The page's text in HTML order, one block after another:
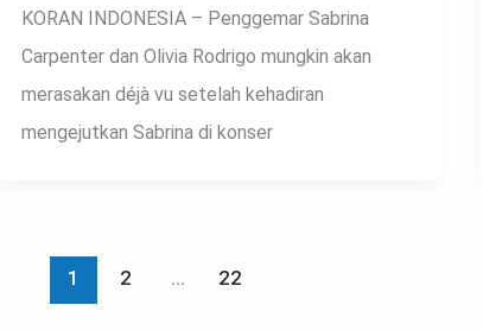
KORAN INDONESIA – Penggemar Sabrina
Carpenter dan Olivia Rodrigo mungkin akan
merasakan déjà vu setelah kehadiran
mengejutkan Sabrina di konser
1 2 … 22